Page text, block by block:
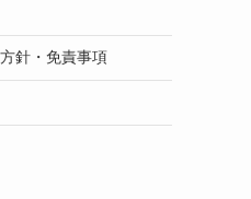
針・免責事項